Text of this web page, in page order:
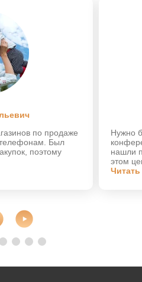
по продаже
Был
поэтому
Нужно
нашли
этом